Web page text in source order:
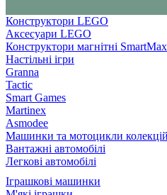
Конструктори LEGO
Аксесуари LEGO
Конструктори магнітні SmartMax
Настільні ігри
Granna
Tactic
Smart Games
Martinex
Asmodee
Машинки та мотоцикли
Вантажні автомобілі
Легкові автомобілі
Іграшкові машинки